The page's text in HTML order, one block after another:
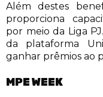
Além destes
proporciona
por meio da Liga
da plataforma
ganhar prêmios ao
MPE WEEK